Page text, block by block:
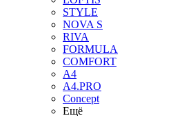
STYLE
NOVA S
RIVA
FORMULA
COMFORT
A4
A4.PRO
Concept
Ещё